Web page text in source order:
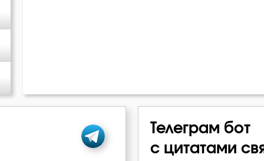
Телеграм бот
с цитатами